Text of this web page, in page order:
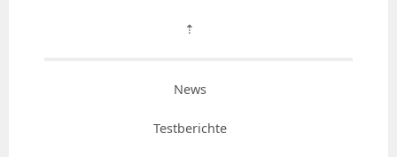
⇡
News
Testberichte